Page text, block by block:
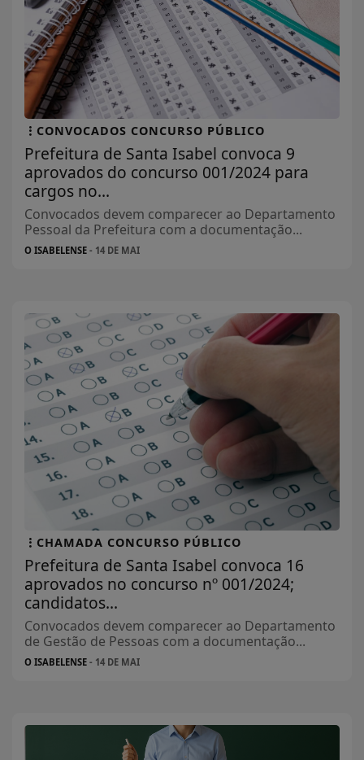
CONVOCADOS CONCURSO PÚBLICO
Prefeitura de Santa Isabel convoca 9
aprovados do concurso 001/2024 para
cargos no...
Convocados devem comparecer ao Departamento
Pessoal da Prefeitura com a documentação...
O ISABELENSE - 14 DE MAI
CHAMADA CONCURSO PÚBLICO
Prefeitura de Santa Isabel convoca 16
aprovados no concurso nº 001/2024;
candidatos...
Convocados devem comparecer ao Departamento
de Gestão de Pessoas com a documentação...
O ISABELENSE - 14 DE MAI